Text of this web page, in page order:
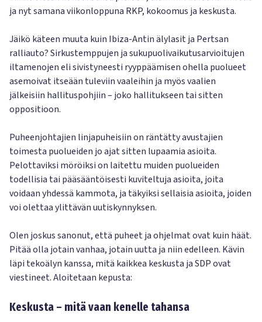
ja nyt samana viikonloppuna RKP, kokoomus ja keskusta.
Jäikö käteen muuta kuin Ibiza-Antin älylasit ja Pertsan
ralliauto? Sirkustemppujen ja sukupuolivaikutusarvioitujen
iltamenojen eli sivistyneesti ryyppäämisen ohella puolueet
asemoivat itseään tuleviin vaaleihin ja myös vaalien
jälkeisiin hallituspohjiin – joko hallitukseen tai sitten
oppositioon.
Puheenjohtajien linjapuheisiin on räntätty avustajien
toimesta puolueiden jo ajat sitten lupaamia asioita.
Pelottaviksi möröiksi on laitettu muiden puolueiden
todellisia tai pääsääntöisesti kuviteltuja asioita, joita
voidaan yhdessä kammota, ja täkyiksi sellaisia asioita, joiden
voi olettaa ylittävän uutiskynnyksen.
Olen joskus sanonut, että puheet ja ohjelmat ovat kuin häät.
Pitää olla jotain vanhaa, jotain uutta ja niin edelleen. Kävin
läpi tekoälyn kanssa, mitä kaikkea keskusta ja SDP ovat
viestineet. Aloitetaan kepusta:
Keskusta – mitä vaan kenelle tahansa